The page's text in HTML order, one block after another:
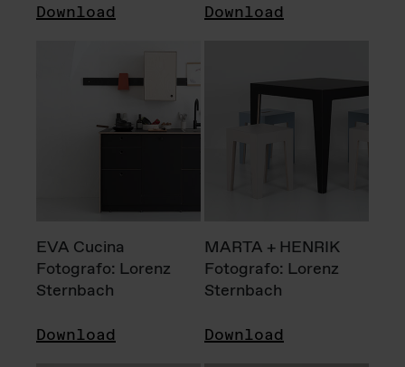
Download Download
EVA Cucina
Fotografo: Lorenz
Sternbach
Download
MARTA + HENRIK
Fotografo: Lorenz
Sternbach
Download